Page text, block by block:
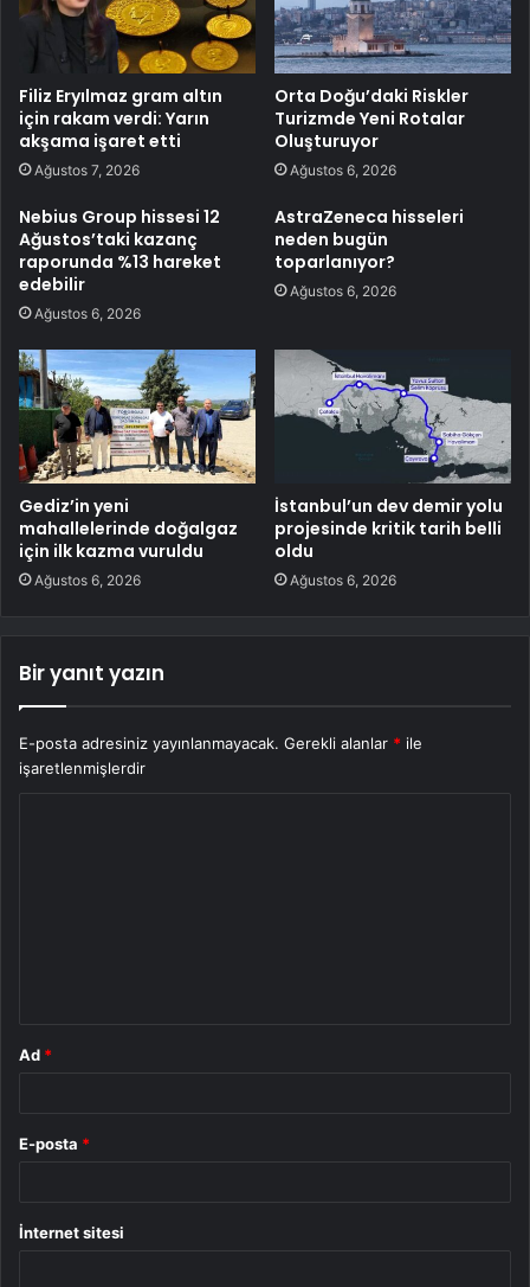
Filiz Eryılmaz gram altın
için rakam verdi: Yarın
akşama işaret etti
Ağustos 7, 2026
Orta Doğu’daki Riskler
Turizmde Yeni Rotalar
Oluşturuyor
Ağustos 6, 2026
Nebius Group hissesi 12
Ağustos’taki kazanç
raporunda %13 hareket
edebilir
Ağustos 6, 2026
AstraZeneca hisseleri
neden bugün
toparlanıyor?
Ağustos 6, 2026
Gediz’in yeni
mahallelerinde doğalgaz
için ilk kazma vuruldu
Ağustos 6, 2026
İstanbul’un dev demir yolu
projesinde kritik tarih belli
oldu
Ağustos 6, 2026
Bir yanıt yazın
E-posta adresiniz yayınlanmayacak. Gerekli alanlar * ile
işaretlenmişlerdir
Ad *
E-posta *
İnternet sitesi